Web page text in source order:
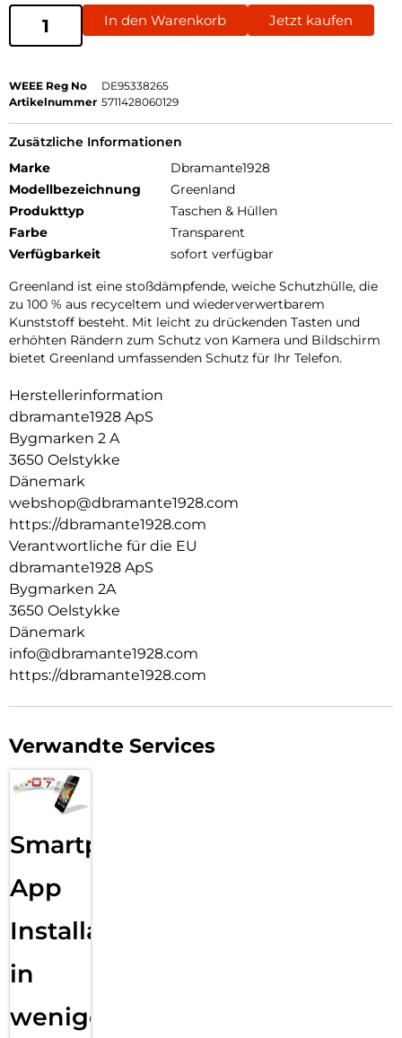
In den Warenkorb Jetzt kaufen
WEEE Reg No
DE95338265
Artikelnummer 5711428060129
Zusätzliche Informationen
Marke
Dbramante1928
Modellbezeichnung
Greenland
Produkttyp
Taschen & Hüllen
Farbe
Transparent
Verfügbarkeit
sofort verfügbar
Greenland ist eine stoßdämpfende, weiche Schutzhülle, die
zu 100 % aus recyceltem und wiederverwertbarem
Kunststoff besteht. Mit leicht zu drückenden Tasten und
erhöhten Rändern zum Schutz von Kamera und Bildschirm
bietet Greenland umfassenden Schutz für Ihr Telefon.
Herstellerinformation
dbramante1928 ApS
Bygmarken 2 A
3650 Oelstykke
Dänemark
webshop@dbramante1928.com
https://dbramante1928.com
Verantwortliche für die EU
dbramante1928 ApS
Bygmarken 2A
3650 Oelstykke
Dänemark
info@dbramante1928.com
https://dbramante1928.com
Verwandte Services
Smartphone
App
Installation
in
wenigen